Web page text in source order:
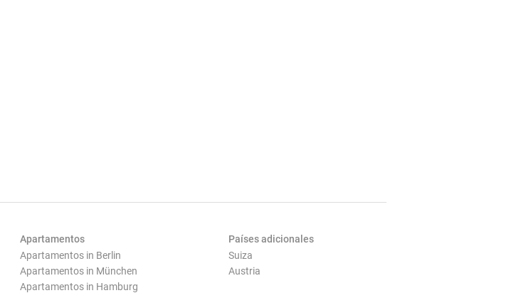
Apartamentos
Apartamentos in Berlin
Apartamentos in München
Apartamentos in Hamburg
Países adicionales
Suiza
Austria